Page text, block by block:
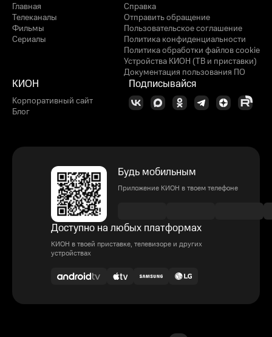
Главная
Телеканалы
Фильмы
Сериалы
Справка
Отправить обращение
Пользовательское соглашение
Политика конфиденциальности
Политика обработки файлов cookie
Устройства КИОН (ТВ и приставки)
Документация пользования ПО
КИОН
Корпоративный сайт
Блог
Подписывайся
Будь мобильным
Приложение КИОН в твоем телефоне
Доступно на любых платформах
КИОН в твоей приставке, телевизоре и других
устройствах